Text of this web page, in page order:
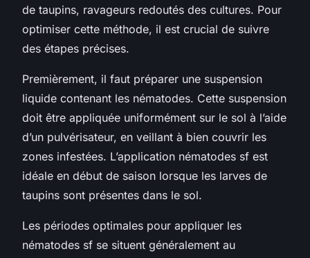
de taupins, ravageurs redoutés des cultures. Pour
optimiser cette méthode, il est crucial de suivre
des étapes précises.
Premièrement, il faut préparer une suspension
liquide contenant les nématodes. Cette suspension
doit être appliquée uniformément sur le sol à l’aide
d’un pulvérisateur, en veillant à bien couvrir les
zones infestées. L’application nématodes sf est
idéale en début de saison lorsque les larves de
taupins sont présentes dans le sol.
Les périodes optimales pour appliquer les
nématodes sf se situent généralement au